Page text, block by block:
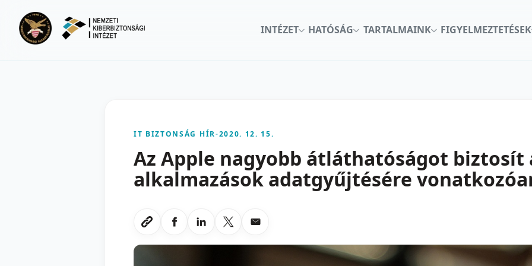
INTÉZET
HATÓSÁG TARTALMAINK FIGYELMEZTETÉSEK
IT BIZTONSÁG HÍR-2020. 12. 15.
Az Apple nagyobb átláthatóságot biztosít
alkalmazások adatgyűjtésére
Link masolasa
Megosztas Facebookon
Megosztas LinkedInen
Megosztas X-en
Megosztas emailben